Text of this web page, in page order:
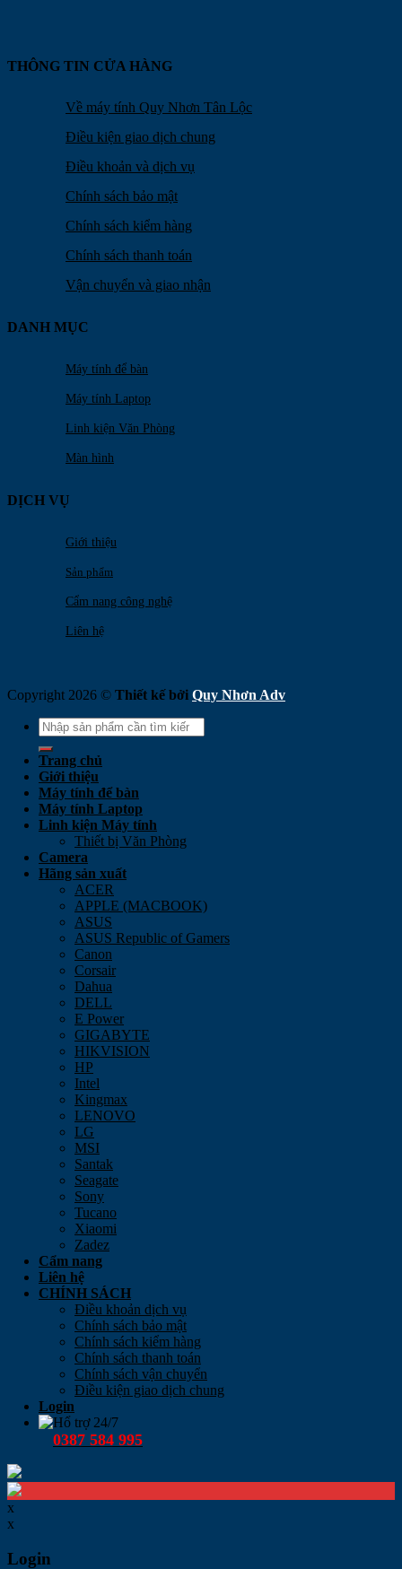
THÔNG TIN CỬA HÀNG
Về máy tính Quy Nhơn Tân Lộc
Điều kiện giao dịch chung
Điều khoản và dịch vụ
Chính sách bảo mật
Chính sách kiểm hàng
Chính sách thanh toán
Vận chuyển và giao nhận
DANH MỤC
Máy tính để bàn
Máy tính Laptop
Linh kiện Văn Phòng
Màn hình
DỊCH VỤ
Giới thiệu
Sản phẩm
Cẩm nang công nghệ
Liên hệ
Copyright 2026 © Thiết kế bởi Quy Nhơn Adv
Search
for:
Trang chủ
Giới thiệu
Máy tính để bàn
Máy tính Laptop
Linh kiện Máy tính
Thiết bị Văn Phòng
Camera
Hãng sản xuất
ACER
APPLE (MACBOOK)
ASUS
ASUS Republic of Gamers
Canon
Corsair
Dahua
DELL
E Power
GIGABYTE
HIKVISION
HP
Intel
Kingmax
LENOVO
LG
MSI
Santak
Seagate
Sony
Tucano
Xiaomi
Zadez
Cẩm nang
Liên hệ
CHÍNH SÁCH
Điều khoản dịch vụ
Chính sách bảo mật
Chính sách kiểm hàng
Chính sách thanh toán
Chính sách vận chuyển
Điều kiện giao dịch chung
Login
Hổ trợ 24/7
0387 584 995
x
x
Login